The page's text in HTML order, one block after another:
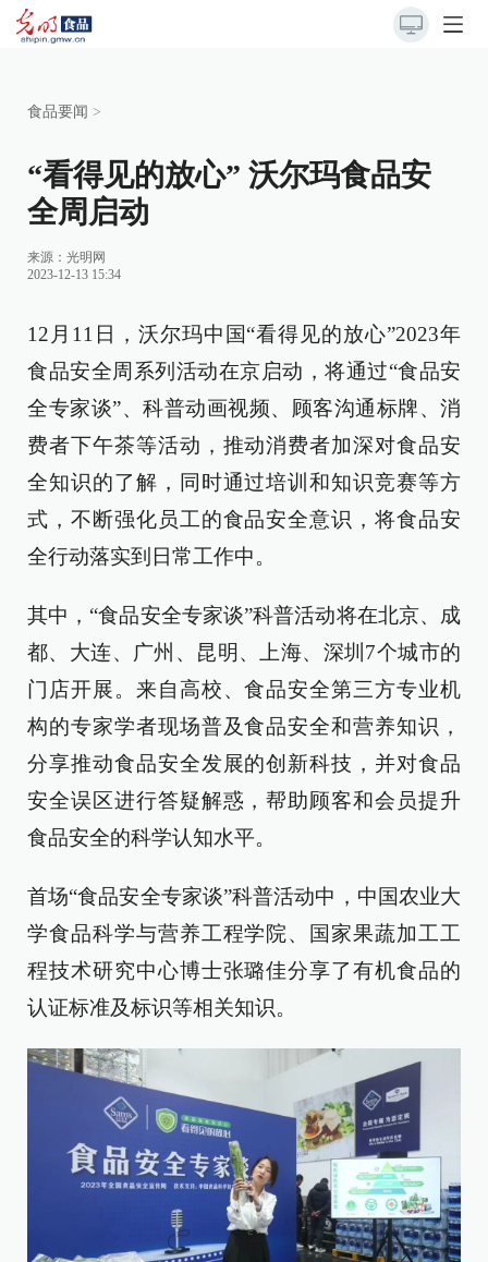
食品要闻 >
“看得见的放心” 沃尔玛食品安
全周启动
来源：光明网
2023-12-13 15:34
12月11日，沃尔玛中国“看得见的放心”2023年
食品安全周系列活动在京启动，将通过“食品安
全专家谈”、科普动画视频、顾客沟通标牌、消
费者下午茶等活动，推动消费者加深对食品安
全知识的了解，同时通过培训和知识竞赛等方
式，不断强化员工的食品安全意识，将食品安
全行动落实到日常工作中。
其中，“食品安全专家谈”科普活动将在北京、成
都、大连、广州、昆明、上海、深圳7个城市的
门店开展。来自高校、食品安全第三方专业机
构的专家学者现场普及食品安全和营养知识，
分享推动食品安全发展的创新科技，并对食品
安全误区进行答疑解惑，帮助顾客和会员提升
食品安全的科学认知水平。
首场“食品安全专家谈”科普活动中，中国农业大
学食品科学与营养工程学院、国家果蔬加工工
程技术研究中心博士张璐佳分享了有机食品的
认证标准及标识等相关知识。